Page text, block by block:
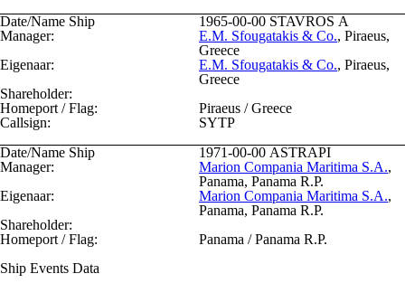
Date/Name Ship
1965-00-00 STAVROS A
Manager:
E.M. Sfougatakis & Co., Piraeus,
Greece
Eigenaar:
E.M. Sfougatakis & Co., Piraeus,
Greece
Shareholder:
Homeport / Flag:
Piraeus / Greece
Callsign:
SYTP
Date/Name Ship
1971-00-00 ASTRAPI
Manager:
Marion Compania Maritima S.A.,
Panama, Panama R.P.
Eigenaar:
Marion Compania Maritima S.A.,
Panama, Panama R.P.
Shareholder:
Homeport / Flag:
Panama / Panama R.P.
Ship Events Data